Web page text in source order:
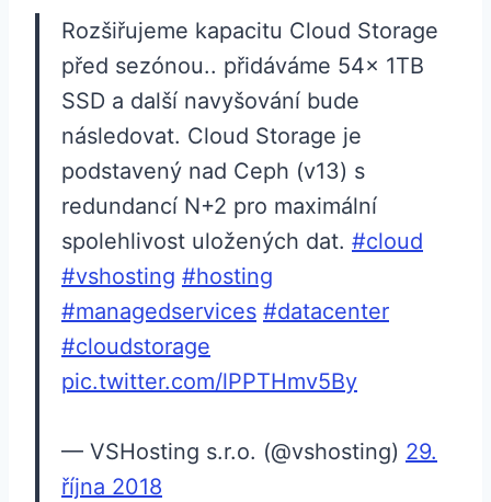
Rozšiřujeme kapacitu Cloud Storage
před sezónou.. přidáváme 54x 1TB
SSD a další navyšování bude
následovat. Cloud Storage je
podstavený nad Ceph (v13) s
redundancí N+2 pro maximální
spolehlivost uložených dat. #cloud
#vshosting #hosting
#managedservices #datacenter
#cloudstorage
pic.twitter.com/lPPTHmv5By
— VSHosting s.r.o. (@vshosting) 29.
října 2018